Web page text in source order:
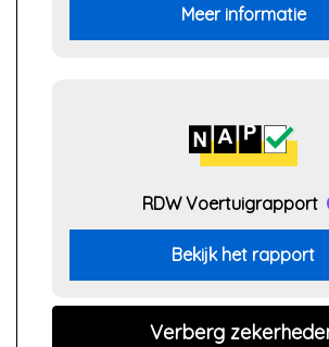
Meer informatie
RDW Voertuigrapport
Bekijk het rapport
Verberg